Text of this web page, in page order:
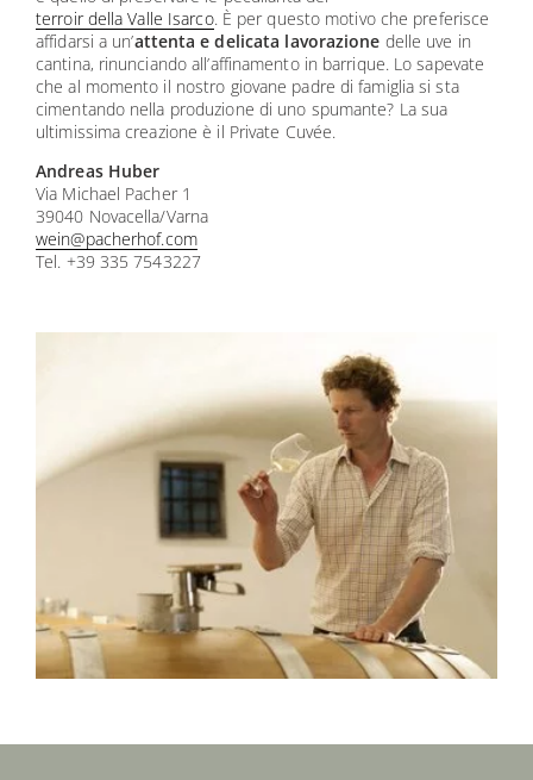
terroir della Valle Isarco. È per questo motivo che preferisce
affidarsi a un’attenta e delicata lavorazione delle uve in
cantina, rinunciando all’affinamento in barrique. Lo sapevate
che al momento il nostro giovane padre di famiglia si sta
cimentando nella produzione di uno spumante? La sua
ultimissima creazione è il Private Cuvée.
Andreas Huber
Via Michael Pacher 1
39040 Novacella/Varna
wein@pacherhof.com
Tel. +39 335 7543227